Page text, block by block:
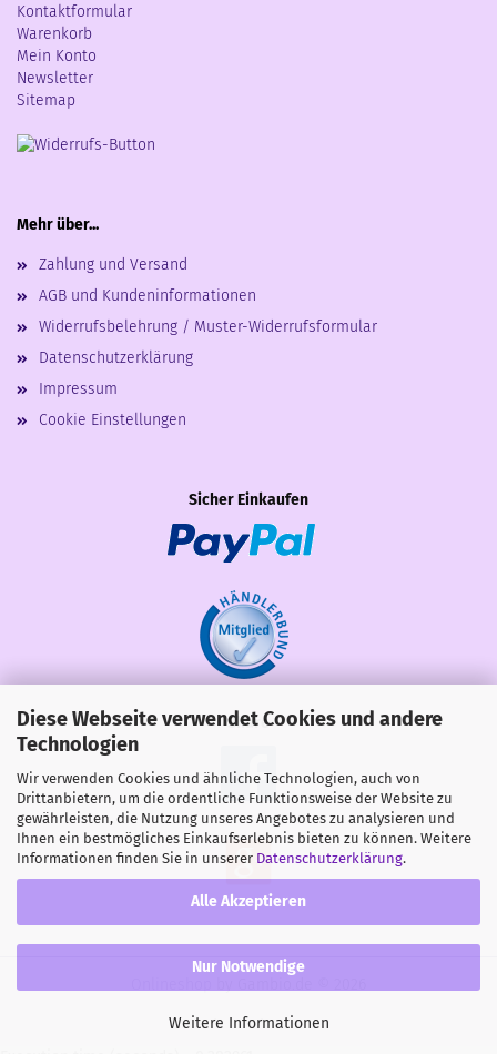
Diese Webseite verwendet Cookies und andere
Technologien
Wir verwenden Cookies und ähnliche Technologien, auch von
Drittanbietern, um die ordentliche Funktionsweise der Website zu
gewährleisten, die Nutzung unseres Angebotes zu analysieren und
Ihnen ein bestmögliches Einkaufserlebnis bieten zu können. Weitere
Informationen finden Sie in unserer Datenschutzerklärung.
Alle Akzeptieren
Nur Notwendige
Weitere Informationen
Kontaktformular
Warenkorb
Mein Konto
Newsletter
Sitemap
Mehr über...
Zahlung und Versand
AGB und Kundeninformationen
Widerrufsbelehrung / Muster-Widerrufsformular
Datenschutzerklärung
Impressum
Cookie Einstellungen
Sicher Einkaufen
Share